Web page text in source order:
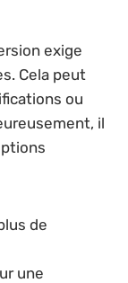
exige
Cela peut
ou
il
de
une